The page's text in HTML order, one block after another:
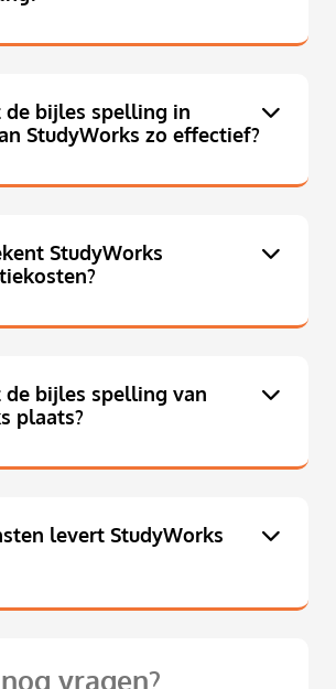
de bijles spelling in
StudyWorks zo effectief?
StudyWorks
bijles spelling van
plaats?
levert StudyWorks
vragen?